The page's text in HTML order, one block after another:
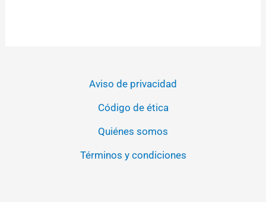
Aviso de privacidad
Código de ética
Quiénes somos
Términos y condiciones